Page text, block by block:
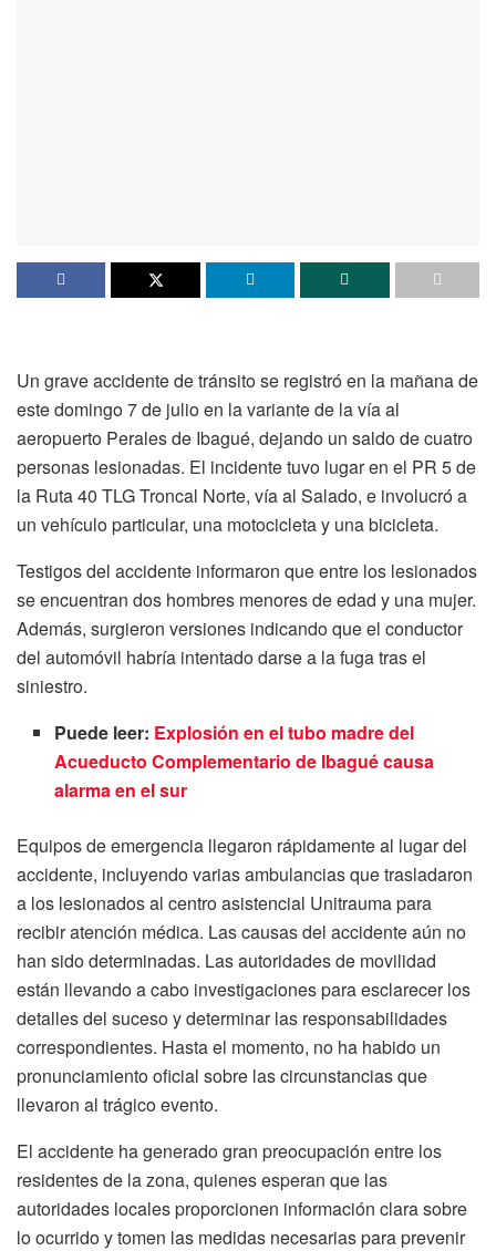
Un grave accidente de tránsito se registró en la mañana de
este domingo 7 de julio en la variante de la vía al
aeropuerto Perales de Ibagué, dejando un saldo de cuatro
personas lesionadas. El incidente tuvo lugar en el PR 5 de
la Ruta 40 TLG Troncal Norte, vía al Salado, e involucró a
un vehículo particular, una motocicleta y una bicicleta.
Testigos del accidente informaron que entre los lesionados
se encuentran dos hombres menores de edad y una mujer.
Además, surgieron versiones indicando que el conductor
del automóvil habría intentado darse a la fuga tras el
siniestro.
Puede leer: Explosión en el tubo madre del
Acueducto Complementario de Ibagué causa
alarma en el sur
Equipos de emergencia llegaron rápidamente al lugar del
accidente, incluyendo varias ambulancias que trasladaron
a los lesionados al centro asistencial Unitrauma para
recibir atención médica. Las causas del accidente aún no
han sido determinadas. Las autoridades de movilidad
están llevando a cabo investigaciones para esclarecer los
detalles del suceso y determinar las responsabilidades
correspondientes. Hasta el momento, no ha habido un
pronunciamiento oficial sobre las circunstancias que
llevaron al trágico evento.
El accidente ha generado gran preocupación entre los
residentes de la zona, quienes esperan que las
autoridades locales proporcionen información clara sobre
lo ocurrido y tomen las medidas necesarias para prevenir